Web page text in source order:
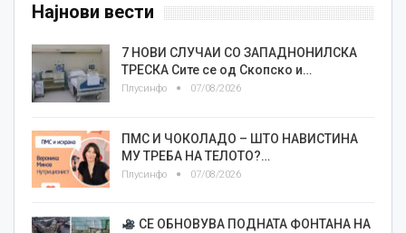
Најнови вести
7 НОВИ СЛУЧАИ СО ЗАПАДНОНИЛСКА
ТРЕСКА Сите се од Скопско и…
Плусинфо 07/08/2026
ПМС И ЧОКОЛАДО – ШТО НАВИСТИНА
МУ ТРЕБА НА ТЕЛОТО?…
Плусинфо 07/08/2026
СЕ ОБНОВУВА ПОДНАТА ФОНТАНА НА